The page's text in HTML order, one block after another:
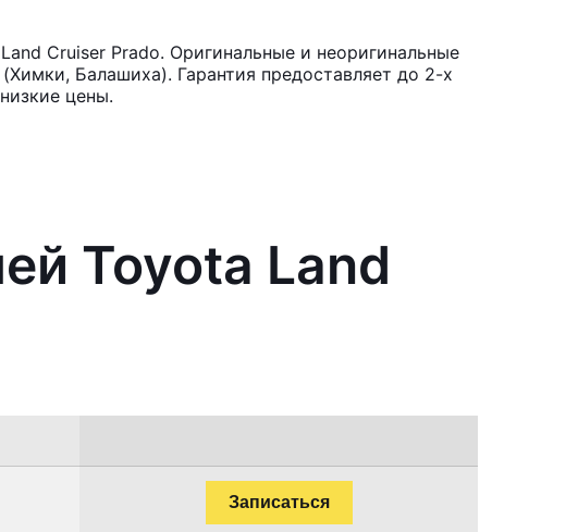
Cruiser Prado. Оригинальные и неоригинальные
Балашиха). Гарантия предоставляет до 2-х
цены.
Toyota Land
Записаться